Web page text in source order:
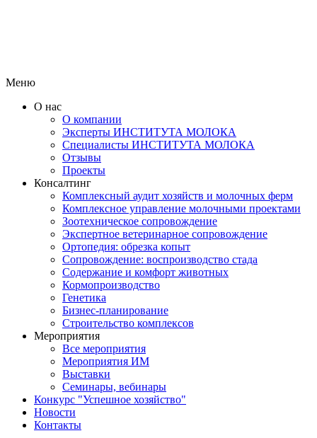
Меню
О нас
О компании
Эксперты ИНСТИТУТА МОЛОКА
Специалисты ИНСТИТУТА МОЛОКА
Отзывы
Проекты
Консалтинг
Комплексный аудит хозяйств и молочных ферм
Комплексное управление молочными проектами
Зоотехническое сопровождение
Экспертное ветеринарное сопровождение
Ортопедия: обрезка копыт
Сопровождение: воспроизводство стада
Содержание и комфорт животных
Кормопроизводство
Генетика
Бизнес-планирование
Строительство комплексов
Мероприятия
Все мероприятия
Мероприятия ИМ
Выставки
Семинары, вебинары
Конкурс "Успешное хозяйство"
Новости
Контакты